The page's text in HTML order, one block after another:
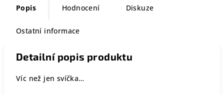
Popis Hodnocení Diskuze
Ostatní informace
Detailní popis produktu
Víc než jen svíčka…